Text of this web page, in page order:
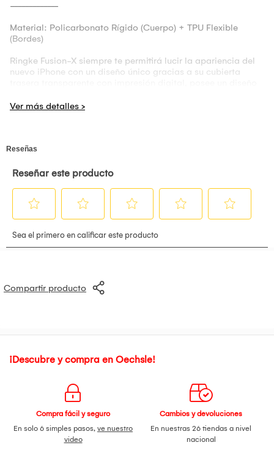
-------------
Material: Policarbonato Rígido (Cuerpo) + TPU Flexible
(Bordes)
Ringke Fusion-X siempre te permitirá lucir la apariencia del
nuevo iPhone con un diseño único gracias a su cubierta
otros accesorios adicionales (ver aqui). Aspecto-calidad que
momento, Ringke Fusion-X combina 2 materiales en 1:
doble capa rígido anti-rayaduras. Además posee
impacto durante 26 veces seguidas a 1.2m de altura).
Tecnología Anti-Cling Dot Matrix. La parte trasera no se
no deseados, gracias a su tecnología Dot Matrix.
Compartir producto
¡Descubre y compra en Oechsle!
Compra fácil y seguro
En solo 6 simples pasos, ve nuestro
video
Cambios y devoluciones
En nuestras 26 tiendas a nivel
nacional